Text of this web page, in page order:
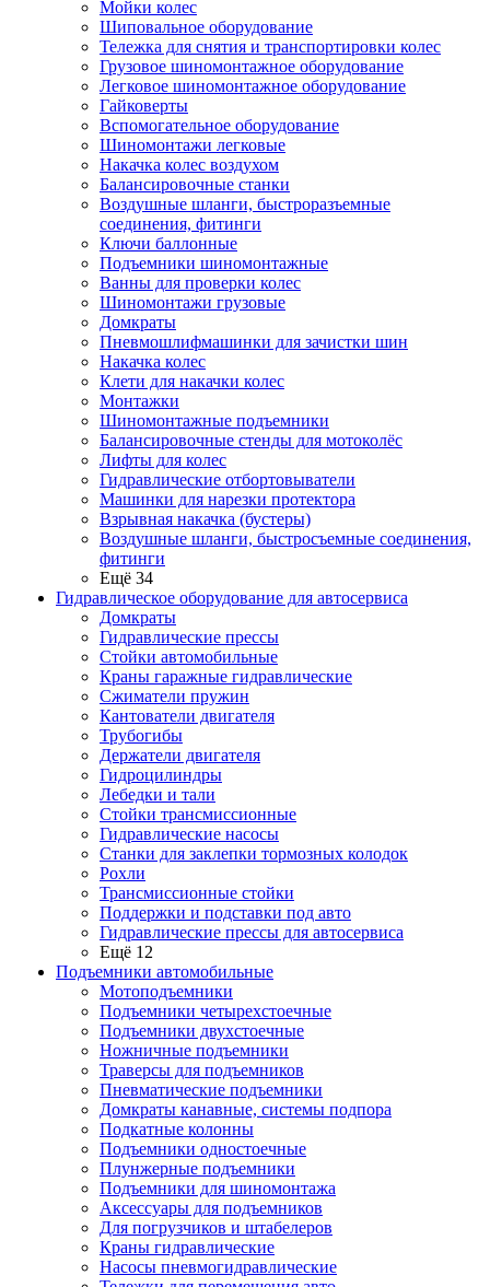
Мойки колес
Шиповальное оборудование
Тележка для снятия и транспортировки колес
Грузовое шиномонтажное оборудование
Легковое шиномонтажное оборудование
Гайковерты
Вспомогательное оборудование
Шиномонтажи легковые
Накачка колес воздухом
Балансировочные станки
Воздушные шланги, быстроразъемные
соединения, фитинги
Ключи баллонные
Подъемники шиномонтажные
Ванны для проверки колес
Шиномонтажи грузовые
Домкраты
Пневмошлифмашинки для зачистки шин
Накачка колес
Клети для накачки колес
Монтажки
Шиномонтажные подъемники
Балансировочные стенды для мотоколёс
Лифты для колес
Гидравлические отбортовыватели
Машинки для нарезки протектора
Взрывная накачка (бустеры)
Воздушные шланги, быстросъемные соединения,
фитинги
Ещё 34
Гидравлическое оборудование для автосервиса
Домкраты
Гидравлические прессы
Стойки автомобильные
Краны гаражные гидравлические
Сжиматели пружин
Кантователи двигателя
Трубогибы
Держатели двигателя
Гидроцилиндры
Лебедки и тали
Стойки трансмиссионные
Гидравлические насосы
Cтанки для заклепки тормозных колодок
Рохли
Трансмиссионные стойки
Поддержки и подставки под авто
Гидравлические прессы для автосервиса
Ещё 12
Подъемники автомобильные
Мотоподъемники
Подъемники четырехстоечные
Подъемники двухстоечные
Ножничные подъемники
Траверсы для подъемников
Пневматические подъемники
Домкраты канавные, системы подпора
Подкатные колонны
Подъемники одностоечные
Плунжерные подъемники
Подъемники для шиномонтажа
Аксессуары для подъемников
Для погрузчиков и штабелеров
Краны гидравлические
Насосы пневмогидравлические